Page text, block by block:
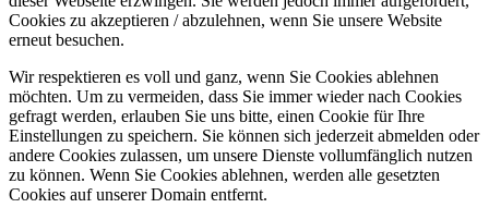
Cookies zu akzeptieren / abzulehnen, wenn Sie unsere Website
erneut besuchen.
Wir respektieren es voll und ganz, wenn Sie Cookies ablehnen
möchten. Um zu vermeiden, dass Sie immer wieder nach Cookies
gefragt werden, erlauben Sie uns bitte, einen Cookie für Ihre
Einstellungen zu speichern. Sie können sich jederzeit abmelden oder
andere Cookies zulassen, um unsere Dienste vollumfänglich nutzen
zu können. Wenn Sie Cookies ablehnen, werden alle gesetzten
Cookies auf unserer Domain entfernt.